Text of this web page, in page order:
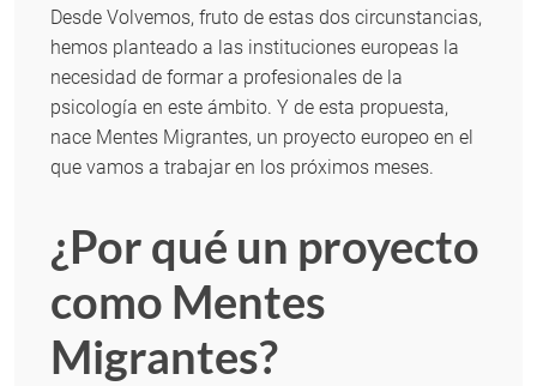
Desde Volvemos, fruto de estas dos circunstancias,
hemos planteado a las instituciones europeas la
necesidad de formar a profesionales de la
psicología en este ámbito. Y de esta propuesta,
nace Mentes Migrantes, un proyecto europeo en el
que vamos a trabajar en los próximos meses.
¿Por qué un proyecto
como Mentes
Migrantes?